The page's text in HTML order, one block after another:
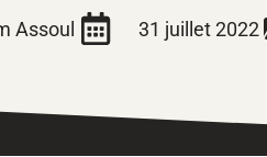
Assoul 31 juillet 2022